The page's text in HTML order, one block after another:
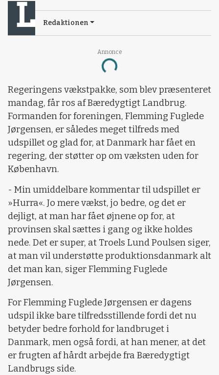
Annonce
Loading...
Redaktionen
Regeringens vækstpakke, som blev præsenteret
mandag, får ros af Bæredygtigt Landbrug.
Formanden for foreningen, Flemming Fuglede
Jørgensen, er således meget tilfreds med
udspillet og glad for, at Danmark har fået en
regering, der støtter op om væksten uden for
København.
- Min umiddelbare kommentar til udspillet er
»Hurra«. Jo mere vækst, jo bedre, og det er
dejligt, at man har fået øjnene op for, at
provinsen skal sættes i gang og ikke holdes
nede. Det er super, at Troels Lund Poulsen siger,
at man vil understøtte produktionsdanmark alt
det man kan, siger Flemming Fuglede
Jørgensen.
For Flemming Fuglede Jørgensen er dagens
udspil ikke bare tilfredsstillende fordi det nu
betyder bedre forhold for landbruget i
Danmark, men også fordi, at han mener, at det
er frugten af hårdt arbejde fra Bæredygtigt
Landbrugs side.